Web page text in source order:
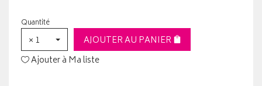
Quantité
× 1
AJOUTER AU PANIER
Ajouter à Ma liste